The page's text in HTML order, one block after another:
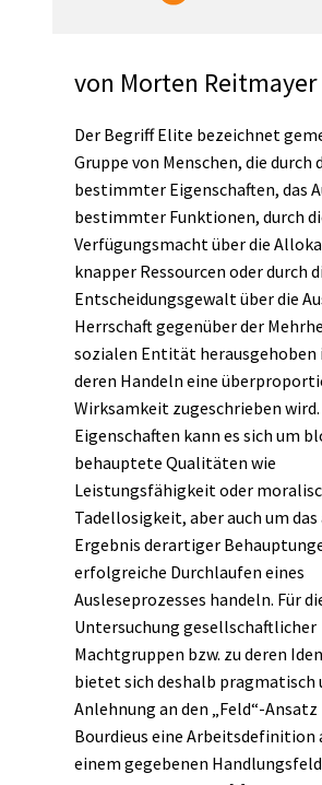
von Morten Reitmayer
Der Begriff Elite bezeichnet
Gruppe von Menschen, die durch
bestimmter Eigenschaften, das
bestimmter Funktionen, durch
Verfügungsmacht über die
knapper Ressourcen oder durch
Entscheidungsgewalt über die
Herrschaftgegenüber der
sozialen Entität herausgehoben
deren Handeln eine
Wirksamkeit zugeschrieben wird.
Eigenschaften kann es sich um
behauptete Qualitäten wie
Leistungsfähigkeit oder
Tadellosigkeit, aber auch um
Ergebnis derartiger
erfolgreiche Durchlaufen eines
Ausleseprozesses handeln. Für
Untersuchung gesellschaftlicher
Machtgruppen bzw. zu deren
bietet sich deshalb pragmatisch
Anlehnung an den „Feld“-Ansatz
Bourdieus eine Arbeitsdefinition
einem gegebenen